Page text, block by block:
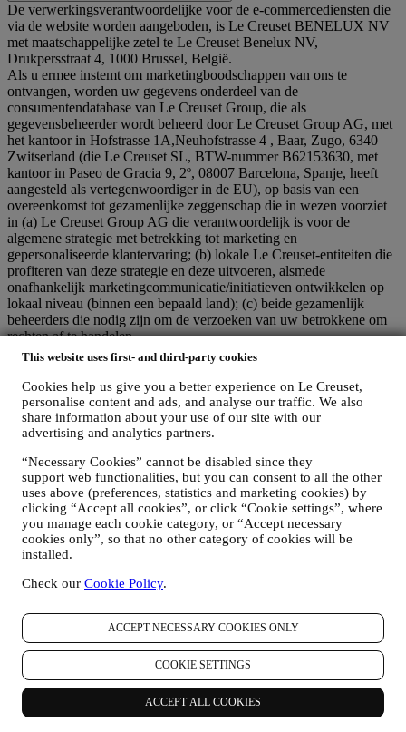
This website uses first- and third-party cookies
Cookies help us give you a better experience on Le Creuset,
personalise content and ads, and analyse our traffic. We also
share information about your use of our site with our
advertising and analytics partners.
“Necessary Cookies” cannot be disabled since they
support web functionalities, but you can consent to all the other
uses above (preferences, statistics and marketing cookies) by
clicking “Accept all cookies”, or click “Cookie settings”, where
you manage each cookie category, or “Accept necessary
cookies only”, so that no other category of cookies will be
installed.
Check our Cookie Policy.
ACCEPT NECESSARY COOKIES ONLY
COOKIE SETTINGS
ACCEPT ALL COOKIES
De verwerkingsverantwoordelijke voor de e-commercediensten die
via de website worden aangeboden, is Le Creuset BENELUX NV
met maatschappelijke zetel te Le Creuset Benelux NV,
Drukpersstraat 4, 1000 Brussel, België.
Als u ermee instemt om marketingboodschappen van ons te
ontvangen, worden uw gegevens onderdeel van de
consumentendatabase van Le Creuset Group, die als
gegevensbeheerder wordt beheerd door Le Creuset Group AG, met
het kantoor in Hofstrasse 1A,Neuhofstrasse 4 , Baar, Zugo, 6340
Zwitserland (die Le Creuset SL, BTW-nummer B62153630, met
kantoor in Paseo de Gracia 9, 2º, 08007 Barcelona, Spanje, heeft
aangesteld als vertegenwoordiger in de EU), op basis van een
overeenkomst tot gezamenlijke zeggenschap die in wezen voorziet
in (a) Le Creuset Group AG die verantwoordelijk is voor de
algemene strategie met betrekking tot marketing en
gepersonaliseerde klantervaring; (b) lokale Le Creuset-entiteiten die
profiteren van deze strategie en deze uitvoeren, alsmede
onafhankelijk marketingcommunicatie/initiatieven ontwikkelen op
lokaal niveau (binnen een bepaald land); (c) beide gezamenlijk
beheerders die nodig zijn om de verzoeken van uw betrokkene om
rechten af te handelen.
3. WAAROM VERZAMELEN WIJ DEZE GEGEVENS?
VOOR ONZE WETTELIJKE VERPLICHTINGEN
Mogelijk moeten we bepaalde gegevens over u verwerken om
te voldoen aan onze wettelijke verplichtingen en andere
OM EEN LE CREUSET-ACCOUNT AAN TE MAKEN
We zullen uw gegevens gebruiken om een Le Creuset-
account aan te maken die u toegang geeft tot een reeks
voordelen voor geregistreerde gebruikers, om beter te kunnen
genieten van onze diensten, zoals sneller afrekenen, meerdere
verzendadressen opslaan, bestellingen bekijken en volgen.
deze diensten aan u als Le Creuset-accounthouder te leveren.
PRODUCTEN, DIENSTEN EN ASSISTENTIE AAN U
TE LEVEREN
Wij zullen uw gegevens gebruiken om onze contractuele
relatie met u, uw aankoop van producten op de Website, uw
gebruik van de Website, eventuele latere hulp na de verkoop
of uw deelname aan onze wedstrijden te beheren. Mogelijk
moeten we bepaalde gegevens over u verwerken voor onze